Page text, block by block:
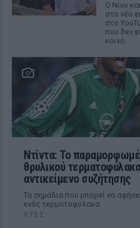
Ο Νίνο
στο νέο
στο
που δεν
κοινό.
Ντίντα: Το
θρυλικού
αντικείμενο συζήτησης
Τα σημάδια που μπορεί να
ενός τερματοφύλακα
ΧΤΕΣ